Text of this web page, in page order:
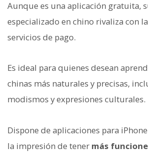
Aunque es una aplicación gratuita,
especializado en chino rivaliza con
servicios de pago.
Es ideal para quienes desean
chinas más naturales y precisas,
modismos y expresiones culturales.
Dispone de aplicaciones para
la impresión de tener más